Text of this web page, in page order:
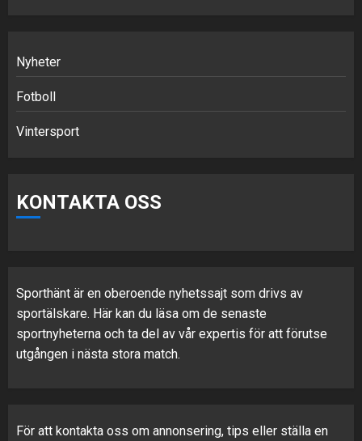
Nyheter
Fotboll
Vintersport
KONTAKTA OSS
Sporthänt är en oberoende nyhetssajt som drivs av
sportälskare. Här kan du läsa om de senaste
sportnyheterna och ta del av vår expertis för att förutse
utgången i nästa stora match.
För att kontakta oss om annonsering, tips eller ställa en